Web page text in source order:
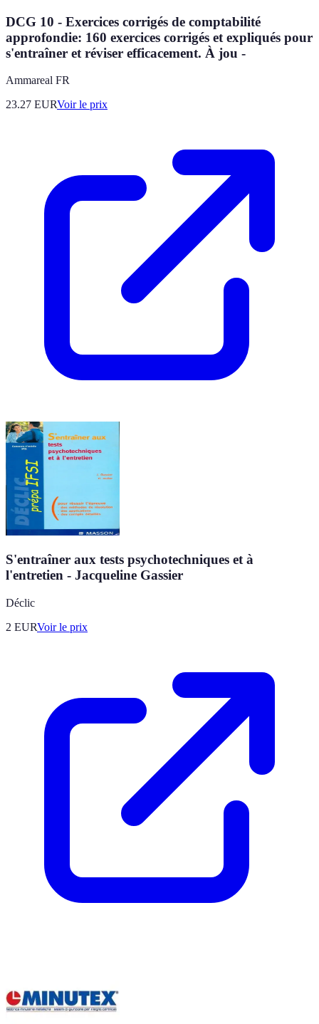
DCG 10 - Exercices corrigés de comptabilité
approfondie: 160 exercices corrigés et expliqués pour
s'entraîner et réviser efficacement. À jou -
Ammareal FR
23.27 EURVoir le prix
S'entraîner aux tests psychotechniques et à
l'entretien - Jacqueline Gassier
Déclic
2 EURVoir le prix